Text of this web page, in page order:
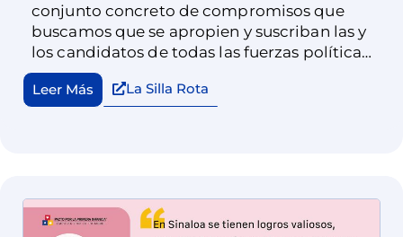
conjunto concreto de compromisos que
buscamos que se apropien y suscriban las y
los candidatos de todas las fuerzas políticas
que compiten para algún puesto de elección
popular.
Leer Más La Silla Rota